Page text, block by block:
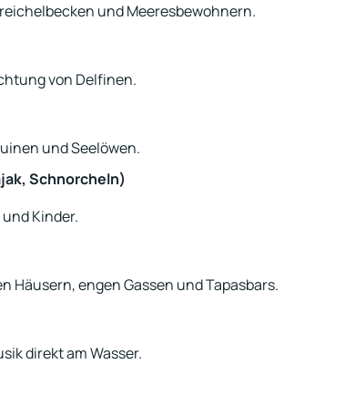
und Meeresbewohnern.
von Delfinen.
und Seelöwen.
Schnorcheln)
Kinder.
engen Gassen und Tapasbars.
direkt am Wasser.